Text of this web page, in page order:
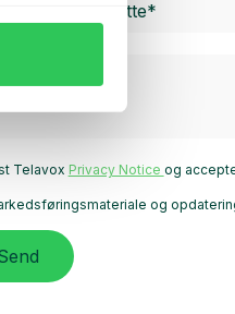
Telavox Privacy Notice og
og